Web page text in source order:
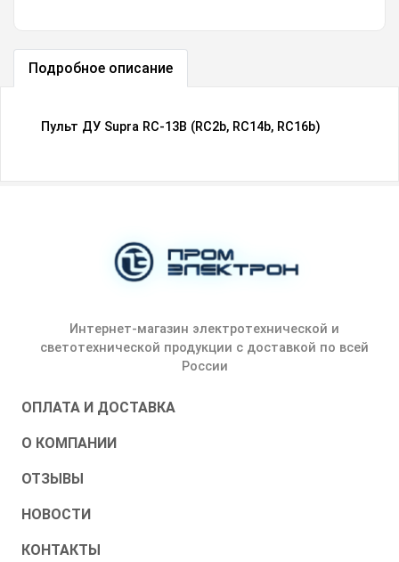
Подробное описание
Пульт ДУ Supra RC-13B (RC2b, RC14b, RC16b)
Интернет-магазин электротехнической и
светотехнической продукции с доставкой по всей
России
ОПЛАТА И ДОСТАВКА
О КОМПАНИИ
ОТЗЫВЫ
НОВОСТИ
КОНТАКТЫ